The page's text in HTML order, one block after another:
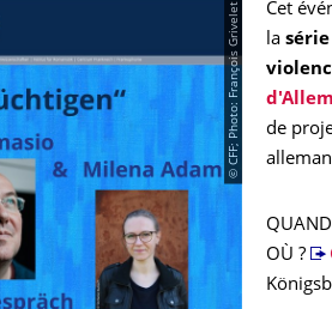
© CFF; Photo: François Grivelet
Cet
la
de
OÙ ?